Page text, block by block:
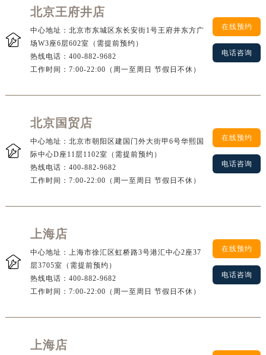

北京王府井店
中心地址：北京市东城区东长安街1号王府井东方广
场W3座6层602室（需提前预约）
热线电话：400-882-9682
工作时间：7:00-22:00（周一至周日 节假日不休）
在线预约
电话咨询

北京国贸店
中心地址：北京市朝阳区建国门外大街甲6号华熙国
际中心D座11层1102室（需提前预约）
热线电话：400-882-9682
工作时间：7:00-22:00（周一至周日 节假日不休）
在线预约
电话咨询

上海店
中心地址：上海市徐汇区虹桥路3号港汇中心2座37
层3705室（需提前预约）
热线电话：400-882-9682
工作时间：7:00-22:00（周一至周日 节假日不休）
在线预约
电话咨询
上海店